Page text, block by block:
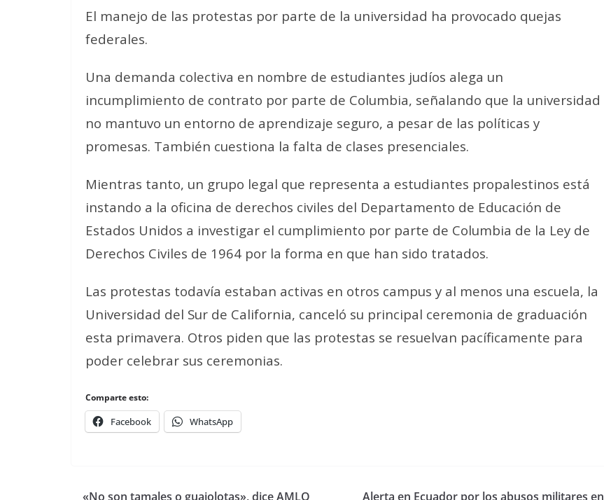
El manejo de las protestas por parte de la universidad ha provocado quejas
federales.
Una demanda colectiva en nombre de estudiantes judíos alega un
incumplimiento de contrato por parte de Columbia, señalando que la universidad
no mantuvo un entorno de aprendizaje seguro, a pesar de las políticas y
promesas. También cuestiona la falta de clases presenciales.
Mientras tanto, un grupo legal que representa a estudiantes propalestinos está
instando a la oficina de derechos civiles del Departamento de Educación de
Estados Unidos a investigar el cumplimiento por parte de Columbia de la Ley de
Derechos Civiles de 1964 por la forma en que han sido tratados.
Las protestas todavía estaban activas en otros campus y al menos una escuela, la
Universidad del Sur de California, canceló su principal ceremonia de graduación
esta primavera. Otros piden que las protestas se resuelvan pacíficamente para
poder celebrar sus ceremonias.
Comparte esto:
Facebook WhatsApp
«No son tamales o guajolotas», dice AMLO Alerta en Ecuador por los abusos militares en